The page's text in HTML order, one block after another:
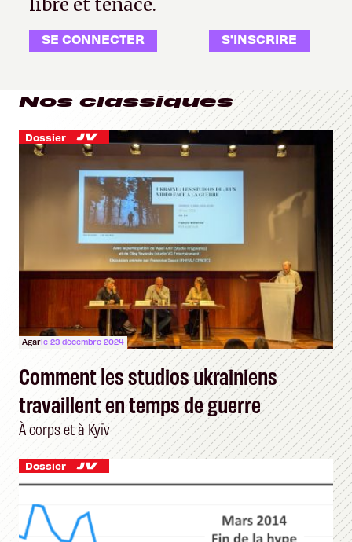
libre et tenace.
SE CONNECTER S'INSCRIRE
Nos classiques
Dossier
Agarle 23 décembre 2024
Comment les studios ukrainiens
travaillent en temps de guerre
À corps et à Kyïv
Dossier